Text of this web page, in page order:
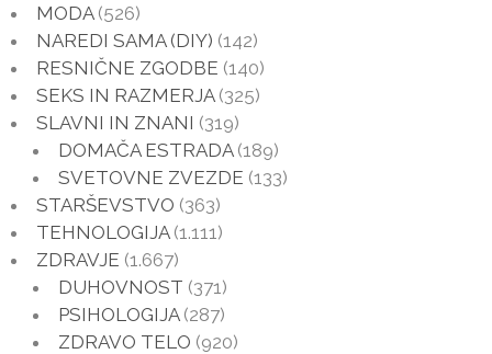
MODA(526)
NAREDI SAMA (DIY) (142)
RESNIČNE ZGODBE (140)
SEKS IN RAZMERJA(325)
SLAVNI IN ZNANI (319)
DOMAČA ESTRADA(189)
SVETOVNE ZVEZDE (133)
STARŠEVSTVO (363)
TEHNOLOGIJA(1.111)
ZDRAVJE (1.667)
DUHOVNOST (371)
PSIHOLOGIJA(287)
ZDRAVO TELO (920)